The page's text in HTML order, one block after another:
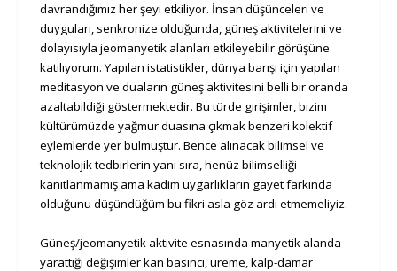
davrandığımız her şeyi etkiliyor. İnsan düşünceleri ve
duyguları, senkronize olduğunda, güneş aktivitelerini ve
dolayısıyla jeomanyetik alanları etkileyebilir görüşüne
katılıyorum. Yapılan istatistikler, dünya barışı için yapılan
meditasyon ve duaların güneş aktivitesini belli bir oranda
azaltabildiği göstermektedir. Bu türde girişimler, bizim
kültürümüzde yağmur duasına çıkmak benzeri kolektif
eylemlerde yer bulmuştur. Bence alınacak bilimsel ve
teknolojik tedbirlerin yanı sıra, henüz bilimselliği
kanıtlanmamış ama kadim uygarlıkların gayet farkında
olduğunu düşündüğüm bu fikri asla göz ardı etmemeliyiz.
Güneş/jeomanyetik aktivite esnasında manyetik alanda
yarattığı değişimler kan basıncı, üreme, kalp-damar